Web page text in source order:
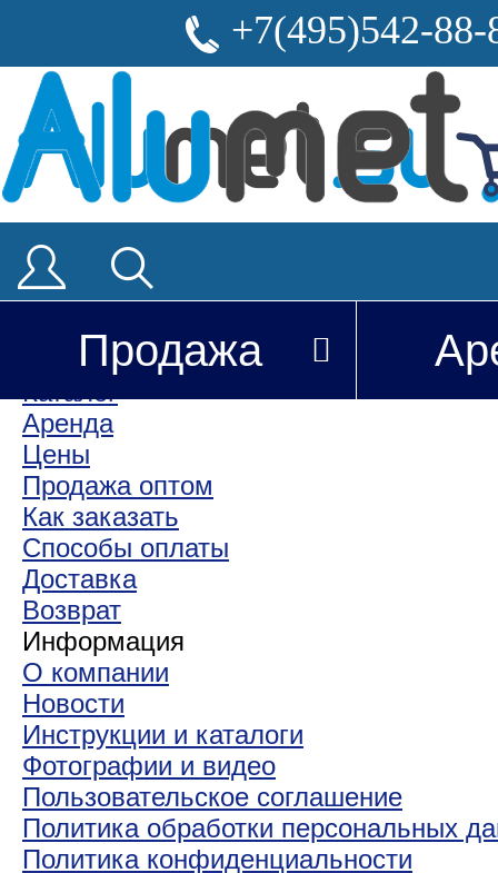
+7(495)542-88-
Продажа
Покупателю
Каталог
Аренда
Цены
Продажа оптом
Как заказать
Способы оплаты
Доставка
Возврат
Информация
О компании
Новости
Инструкции и каталоги
Фотографии и видео
Пользовательское соглашение
Политика обработки персональных
Политика конфиденциальности